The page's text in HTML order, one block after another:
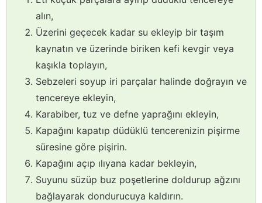
alın,
Üzerini geçecek kadar su ekleyip bir taşım
kaynatın ve üzerinde biriken kefi kevgir veya
kaşıkla toplayın,
Sebzeleri soyup iri parçalar halinde doğrayın ve
tencereye ekleyin,
Karabiber, tuz ve defne yaprağını ekleyin,
Kapağını kapatıp düdüklü tencerenizin pişirme
süresine göre pişirin.
Kapağını açıp ılıyana kadar bekleyin,
Suyunu süzüp buz poşetlerine doldurup ağzını
bağlayarak dondurucuya kaldırın.